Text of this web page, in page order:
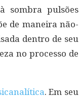
sombra pulsões
de maneira não-
dentro de seu
no processo de
. Em seu